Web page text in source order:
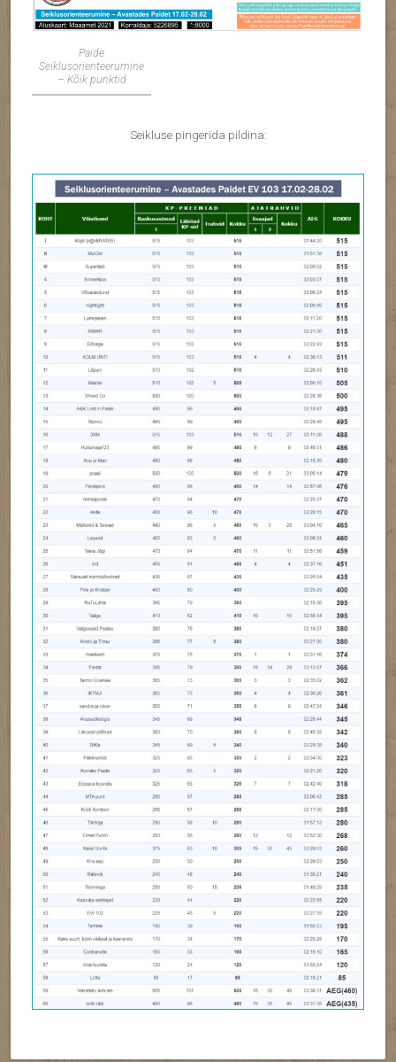
Paide
Seiklusorienteerumine
– Kõik punktid
Seikluse pingerida pildina: